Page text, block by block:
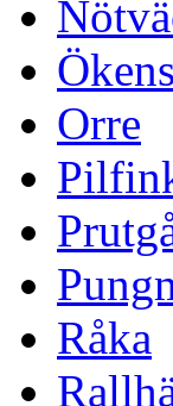
Orre
Råka